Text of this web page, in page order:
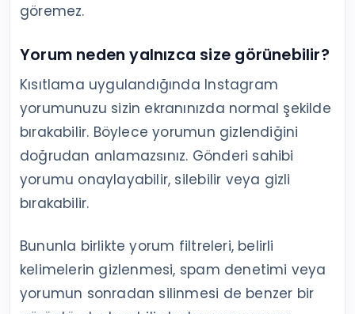
göremez.
Yorum neden yalnızca size görünebilir?
Kısıtlama uygulandığında Instagram
yorumunuzu sizin ekranınızda normal şekilde
bırakabilir. Böylece yorumun gizlendiğini
doğrudan anlamazsınız. Gönderi sahibi
yorumu onaylayabilir, silebilir veya gizli
bırakabilir.
Bununla birlikte yorum filtreleri, belirli
kelimelerin gizlenmesi, spam denetimi veya
yorumun sonradan silinmesi de benzer bir